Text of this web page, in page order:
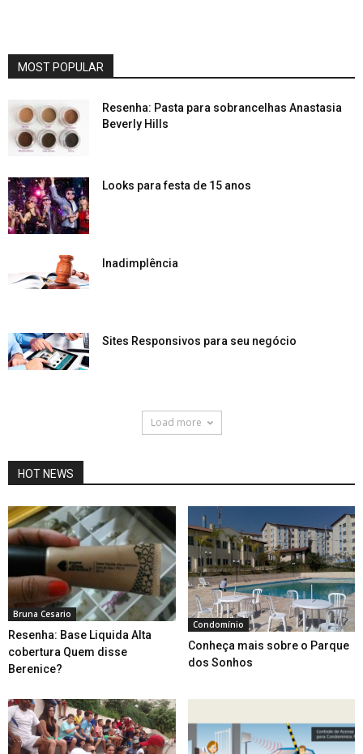
MOST POPULAR
Resenha: Pasta para sobrancelhas Anastasia
Beverly Hills
Looks para festa de 15 anos
Inadimplência
Sites Responsivos para seu negócio
Load more
HOT NEWS
Bruna Cesario
Resenha: Base Liquida Alta
cobertura Quem disse
Berenice?
Condomínio
Conheça mais sobre o Parque
dos Sonhos